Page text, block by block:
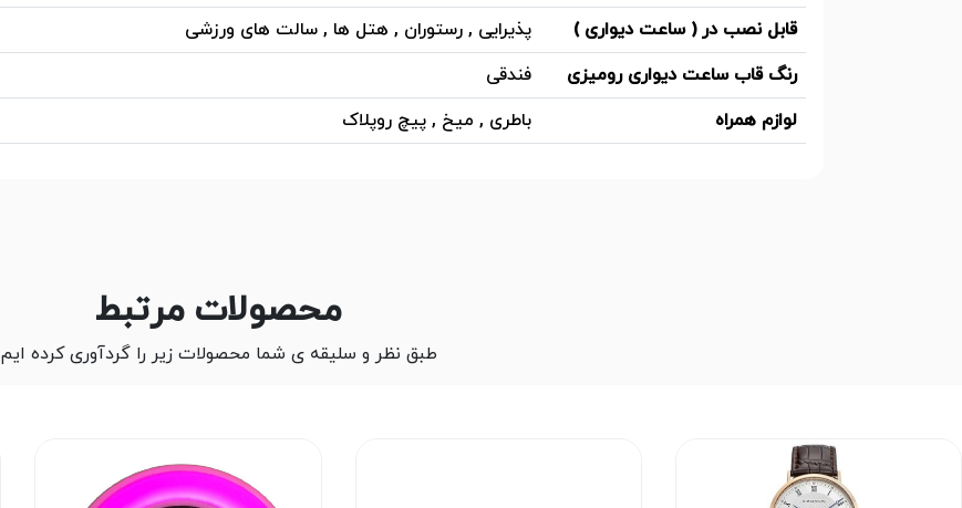
قابل نصب در ( ساعت دیواری )
پذیرایی , رستوران , هتل ها , سالت های ورزشی
رنگ قاب ساعت دیواری رومیزی
فندقی
لوازم همراه
باطری , میخ , پیچ روپلاک
محصولات مرتبط
طبق نظر و سلیقه ی شما محصولات زیر را گردآوری کرده ایم